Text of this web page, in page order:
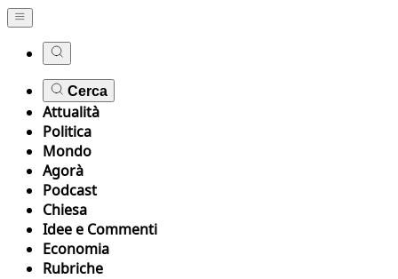
Cerca
Attualità
Politica
Mondo
Agorà
Podcast
Chiesa
Idee e Commenti
Economia
Rubriche